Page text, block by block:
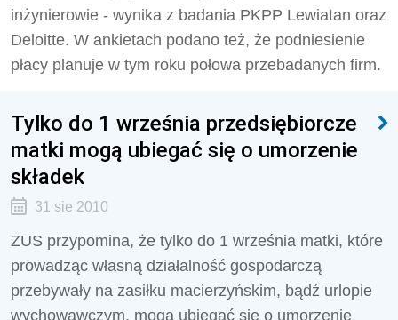
inżynierowie - wynika z badania PKPP Lewiatan oraz
Deloitte. W ankietach podano też, że podniesienie
płacy planuje w tym roku połowa przebadanych firm.
Tylko do 1 września przedsiębiorcze
matki mogą ubiegać się o umorzenie
składek
31 sie 2010
ZUS przypomina, że tylko do 1 września matki, które
prowadząc własną działalność gospodarczą
przebywały na zasiłku macierzyńskim, bądź urlopie
wychowawczym, mogą ubiegać się o umorzenie